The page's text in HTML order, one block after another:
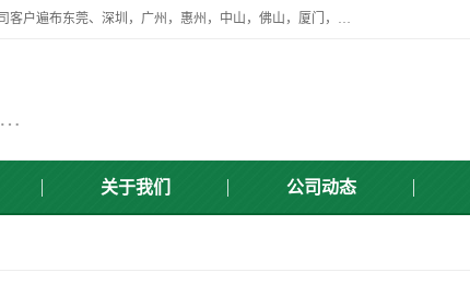
广东食安膳食管理服务有限公司是一家从事蔬菜配送、食堂承包，团餐配送的企业，本公司客户遍布东莞、深圳，广州，惠州，中山，佛山，厦门，肇庆，江门，清远等地，资质齐全，提供学校、工厂、医院、企业、地铁、大型超市、商场、单位、消防队、监狱食堂饭堂蔬菜配送，集新鲜蔬菜、新鲜肉类、粮油、瓜果 、干货 、水产、冻品、粮油、调味品、日用品、调味品及进口冷冻食品为主的原料供应商等为一体的化配送服务机构！
东莞蔬菜配送,深圳市蔬菜配送,深圳市食堂承包,深圳市宝安蔬菜配送,东莞工厂食堂承包,东莞蔬菜配送公司,东莞长安蔬菜配送公司
关于我们 公司动态